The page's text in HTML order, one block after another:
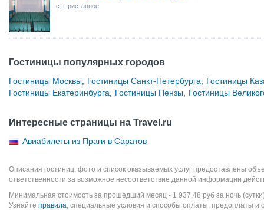
с. Пристанное
Гостиницы популярных городов
Гостиницы Москвы Гостиницы Санкт-Петербурга
Гостиницы
Гостиницы Екатеринбурга
Гостиницы Пензы Гостиницы
Интересные страницы на Travel.ru
Авиабилеты из Праги в Саратов
Описания гостиниц, фото и список оказываемых услуг предоставлены
ответственности за возможное несоответствие данной информации
Минимальная стоимость за прошедший месяц - 1 937,48 руб за ночь
Узнайте правила, специальные условия и способы оплаты, предоплаты и